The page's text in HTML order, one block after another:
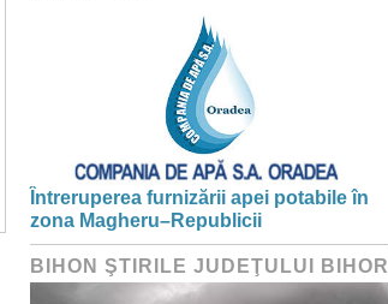
Întreruperea furnizării apei potabile în
zona Magheru–Republicii
BIHON ŞTIRILE JUDEŢULUI BIHOR